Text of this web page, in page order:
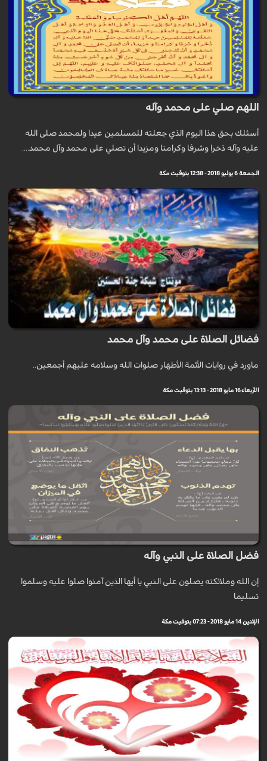
اللهم صلي على محمد وآله
أسئلك بحق هذا اليوم الذي جعلته للمسلمين عيدا ولمحمد صلى الله
عليه وآله ذخرا وشرفا وكرامتا ومزيدا أن تصلي على محمد وآل محمد....
الجمعة 6 يوليو 2018 - 12:38 بتوقيت مكة
فضائل الصلاة على محمد وآل محمد
ماورد في روايات الأئمة الأطهار صلوات الله وسلامه عليهم أجمعين..
الأربعاء 16 مايو 2018 - 13:13 بتوقيت مكة
فضل الصلاة على النبي وآله
إن الله وملائكته يصلون على النبي يا أيها الذين آمنوا صلوا عليه وسلموا
تسليما
الإثنين 14 مايو 2018 - 07:23 بتوقيت مكة